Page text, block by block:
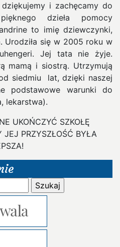
i zachęcamy do
dzieła pomocy
to imię dziewczynki,
Urodziła się w 2005 roku w
Jej tata nie żyje.
mamą i siostrą. Utrzymują
siedmiu lat, dzięki naszej
podstawowe warunki do
lekarstwa).
UKOŃCZYĆ SZKOŁĘ
JEJ PRZYSZŁOŚĆ BYŁA